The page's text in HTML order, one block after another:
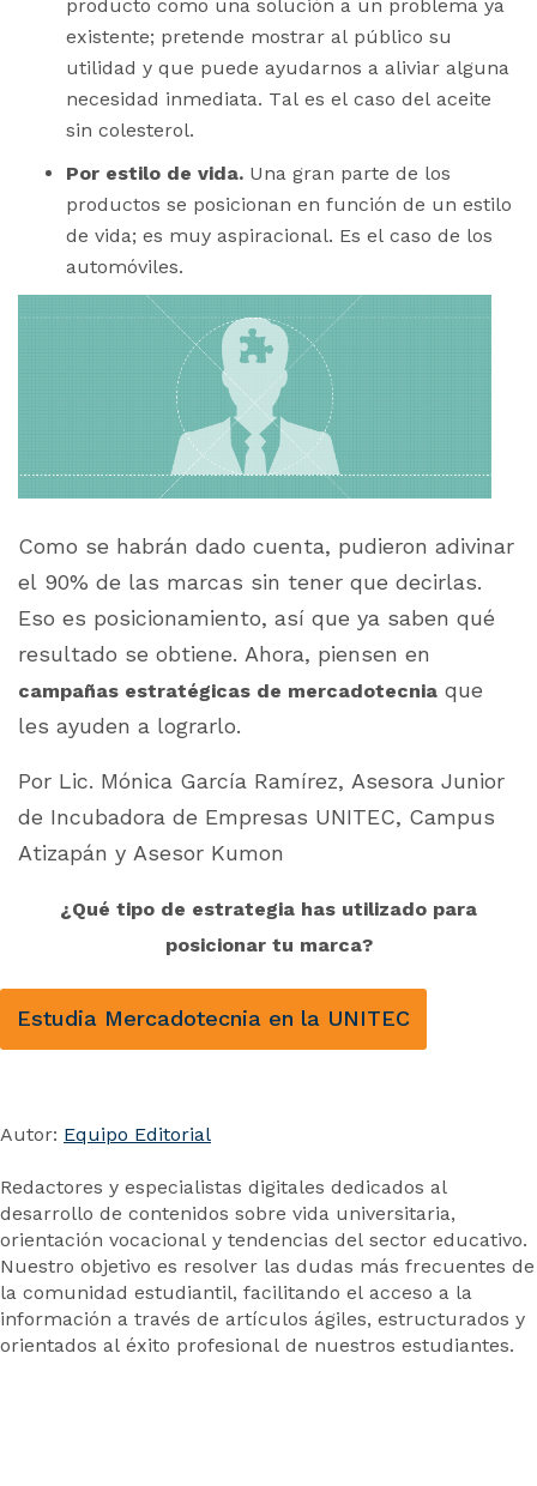
producto como una solución a un problema ya
existente; pretende mostrar al público su
utilidad y que puede ayudarnos a aliviar alguna
necesidad inmediata. Tal es el caso del aceite
sin colesterol.
Por estilo de vida. Una gran parte de los
productos se posicionan en función de un estilo
de vida; es muy aspiracional. Es el caso de los
automóviles.
Como se habrán dado cuenta, pudieron adivinar
el 90% de las marcas sin tener que decirlas.
Eso es posicionamiento, así que ya saben qué
resultado se obtiene. Ahora, piensen en
campañas estratégicas de mercadotecnia que
les ayuden a lograrlo.
Por Lic. Mónica García Ramírez, Asesora Junior
de Incubadora de Empresas UNITEC, Campus
Atizapán y Asesor Kumon
¿Qué tipo de estrategia has utilizado para
posicionar tu marca?
Estudia Mercadotecnia en la UNITEC
Autor: Equipo Editorial
Redactores y especialistas digitales dedicados al
desarrollo de contenidos sobre vida universitaria,
orientación vocacional y tendencias del sector educativo.
Nuestro objetivo es resolver las dudas más frecuentes de
la comunidad estudiantil, facilitando el acceso a la
información a través de artículos ágiles, estructurados y
orientados al éxito profesional de nuestros estudiantes.